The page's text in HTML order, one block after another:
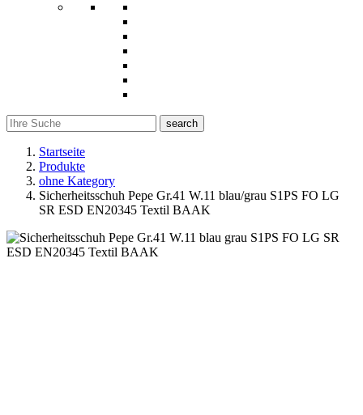
search
Startseite
Produkte
ohne Kategory
Sicherheitsschuh Pepe Gr.41 W.11 blau/grau S1PS FO LG
SR ESD EN20345 Textil BAAK